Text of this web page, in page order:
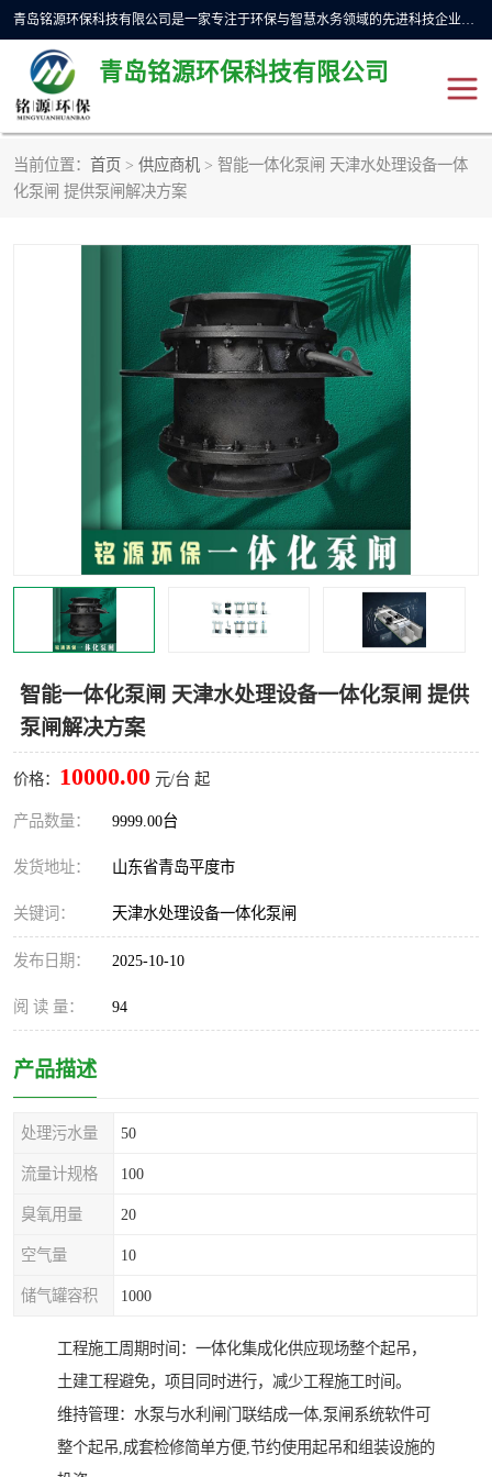
青岛铭源环保科技有限公司是一家专注于环保与智慧水务领域的先进科技企业，公司专注于云智能一体化预制泵站、水务循环利用、海绵城市、云智慧水务开发及新型环保技术研发等领域。铭源环保以为客户提供优质产品、专业技术服务为己任。为客户提供量身定制方案，提供多种配置方案满足实际使用要求。严控供货周期，并提供高标准后期维护。以环保为己任，视质量如生命，以技术做先导，靠诚信赢客户。
青岛铭源环保科技有限公司
当前位置： 首页 > 供应商机 > 智能一体化泵闸 天津水处理设备一体
化泵闸 提供泵闸解决方案
智能一体化泵闸 天津水处理设备一体化泵闸 提供
泵闸解决方案
价格： 10000.00 元/台 起
产品数量： 9999.00台
发货地址： 山东省青岛平度市
关键词： 天津水处理设备一体化泵闸
发布日期： 2025-10-10
阅 读 量： 94
产品描述
处理污水量 50
流量计规格 100
臭氧用量 20
空气量 10
储气罐容积 1000
工程施工周期时间：一体化集成化供应现场整个起吊，
土建工程避免，项目同时进行，减少工程施工时间。
维持管理：水泵与水利闸门联结成一体,泵闸系统软件可
整个起吊,成套检修简单方便,节约使用起吊和组装设施的
一体化HMPP泵站
智能截流井 智能旋转喷射器
液动限流闸门
加压泵房/灌溉泵房 一体化预制泵站
不锈钢浮筒阀 真空冲洗装置
雨水收集回用装置 门式冲洗装置
智能一体化灌溉泵房 一体化污水处理泵房
水面垃圾清理装置 浅层砂过滤装置
一体化泵闸
真空冲洗设备
水平自清洗格栅